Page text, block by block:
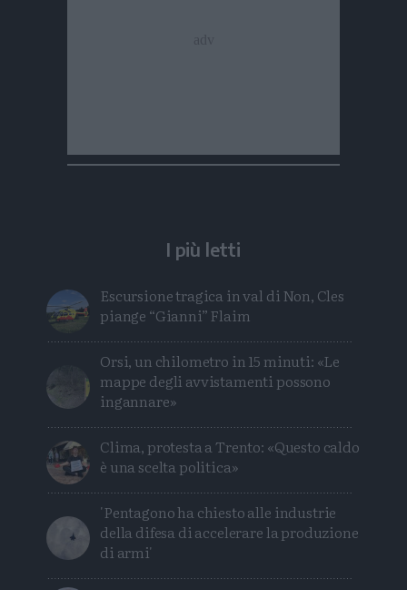
I più letti
Escursione tragica in val di Non, Cles
piange “Gianni” Flaim
Orsi, un chilometro in 15 minuti: «Le
mappe degli avvistamenti possono
ingannare»
Clima, protesta a Trento: «Questo caldo
è una scelta politica»
'Pentagono ha chiesto alle industrie
della difesa di accelerare la produzione
di armi'